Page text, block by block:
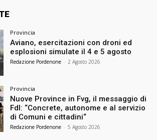
Provincia
Aviano, esercitazioni con droni ed
esplosioni simulate il 4 e 5 agosto
Redazione Pordenone - 2 Agosto 2026
Provincia
Nuove Province in Fvg, il messaggio di
FdI: “Concrete, autonome e al servizio
di Comuni e cittadini“
Redazione Pordenone - 5 Agosto 2026